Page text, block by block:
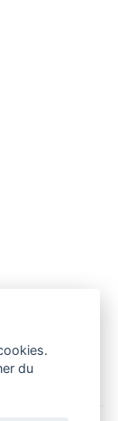
du